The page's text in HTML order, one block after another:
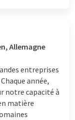
Allemagne
entreprises
année,
notre capacité à
matière